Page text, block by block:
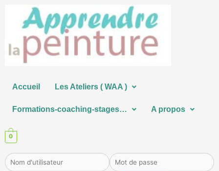
contenu
Accueil Les Ateliers ( WAA )
Formations-coaching-stages… A propos
0